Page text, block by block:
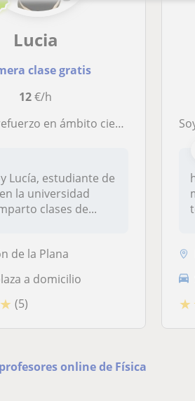
Lucia
clase gratis
12€/h
científico ( Matemáticas, Física, Química y Biología)
Lucía, estudiante de
la universidad
clases de...
de la Plana
a domicilio
★ (5)
soy
★
online de Física